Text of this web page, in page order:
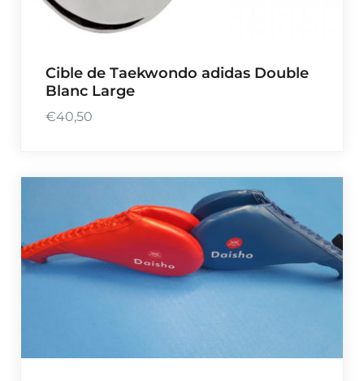
Cible de Taekwondo adidas Double
Blanc Large
€40,50